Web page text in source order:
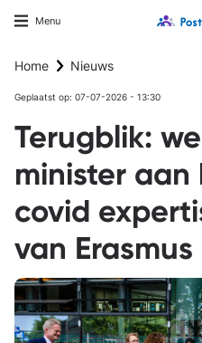
gaan
Menu
Home Nieuws
Geplaatst op: 07-07-2026 - 13:30
Terugblik:
minister
covid
van Erasmus